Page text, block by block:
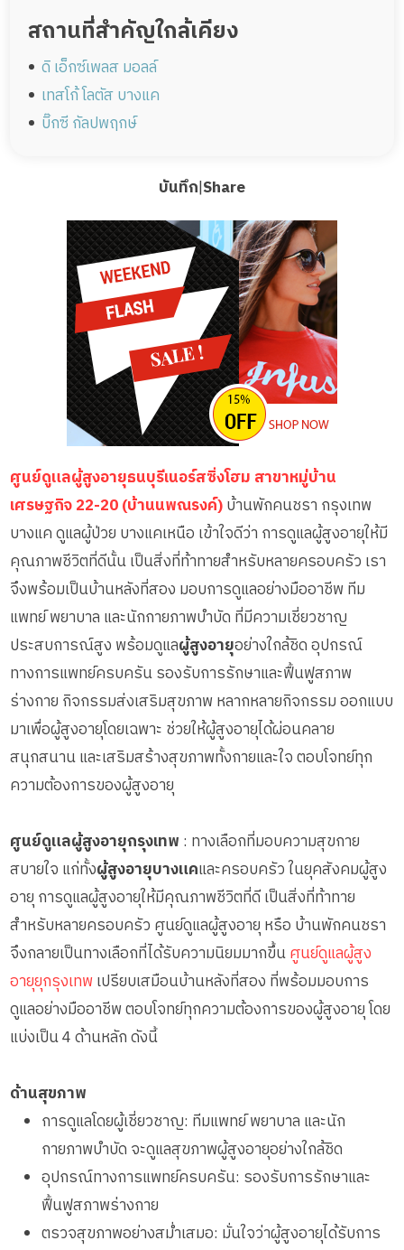
สถานที่สำคัญใกล้เคียง
ดิ เอ็กซ์เพลส มอลล์
เทสโก้ โลตัส บางแค
บิ๊กซี กัลปพฤกษ์
บันทึก|Share
ศูนย์ดูแลผู้สูงอายุธนบุรีเนอร์สซิ่งโฮม สาขาหมู่บ้าน
เศรษฐกิจ 22-20 (บ้านนพณรงค์)บ้านพักคนชรา กรุงเทพ
บางแค ดูแลผู้ป่วย บางแคเหนือ เข้าใจดีว่า การดูแลผู้สูงอายุให้มี
คุณภาพชีวิตที่ดีนั้น เป็นสิ่งที่ท้าทายสำหรับหลายครอบครัว เรา
จึงพร้อมเป็นบ้านหลังที่สอง มอบการดูแลอย่างมืออาชีพ ทีม
แพทย์ พยาบาล และนักกายภาพบำบัด ที่มีความเชี่ยวชาญ
ประสบการณ์สูง พร้อมดูแลผู้สูงอายุอย่างใกล้ชิด อุปกรณ์
ทางการแพทย์ครบครัน รองรับการรักษาและฟื้นฟูสภาพ
ร่างกาย กิจกรรมส่งเสริมสุขภาพ หลากหลายกิจกรรม ออกแบบ
มาเพื่อผู้สูงอายุโดยเฉพาะ ช่วยให้ผู้สูงอายุได้ผ่อนคลาย
สนุกสนาน และเสริมสร้างสุขภาพทั้งกายและใจ ตอบโจทย์ทุก
ความต้องการของผู้สูงอายุ
ศูนย์ดูแลผู้สูงอายุกรุงเทพ : ทางเลือกที่มอบความสุขกาย
สบายใจ แก่ทั้งผู้สูงอายุบางแคและครอบครัว ในยุคสังคมผู้สูง
อายุ การดูแลผู้สูงอายุให้มีคุณภาพชีวิตที่ดี เป็นสิ่งที่ท้าทาย
สำหรับหลายครอบครัว ศูนย์ดูแลผู้สูงอายุ หรือ บ้านพักคนชรา
จึงกลายเป็นทางเลือกที่ได้รับความนิยมมากขึ้นศูนย์ดูแลผู้สูง
อายุยุกรุงเทพเปรียบเสมือนบ้านหลังที่สอง ที่พร้อมมอบการ
ดูแลอย่างมืออาชีพ ตอบโจทย์ทุกความต้องการของผู้สูงอายุ โดย
แบ่งเป็น 4 ด้านหลัก ดังนี้
ด้านสุขภาพ
การดูแลโดยผู้เชี่ยวชาญ: ทีมแพทย์ พยาบาล และนัก
กายภาพบำบัด จะดูแลสุขภาพผู้สูงอายุอย่างใกล้ชิด
อุปกรณ์ทางการแพทย์ครบครัน: รองรับการรักษาและ
ฟื้นฟูสภาพร่างกาย
ตรวจสุขภาพอย่างสม่ำเสมอ: มั่นใจว่าผู้สูงอายุได้รับการ